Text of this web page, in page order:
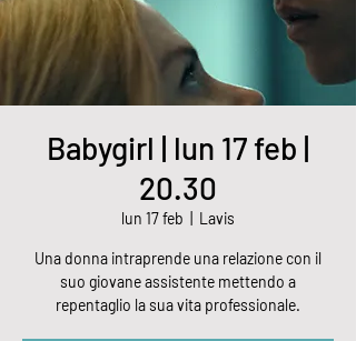
Babygirl | lun 17 feb |
20.30
lun 17 feb Lavis
Una donna intraprende una relazione con il
suo giovane assistente mettendo a
repentaglio la sua vita professionale.